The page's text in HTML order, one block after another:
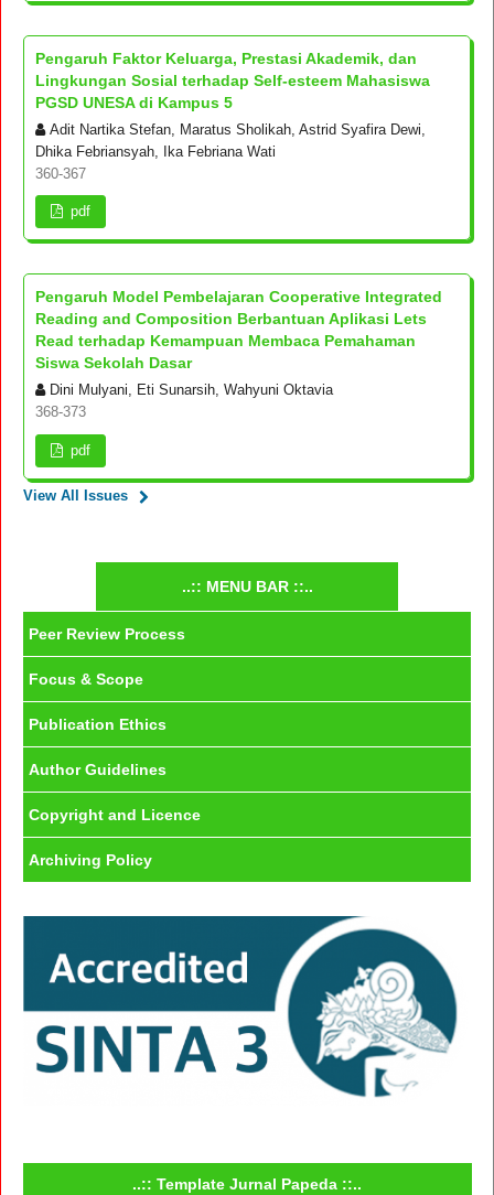
Pengaruh Faktor Keluarga, Prestasi Akademik, dan
Lingkungan Sosial terhadap Self-esteem Mahasiswa
PGSD UNESA di Kampus 5
Adit Nartika Stefan, Maratus Sholikah, Astrid Syafira Dewi,
Dhika Febriansyah, Ika Febriana Wati
360-367
pdf
Pengaruh Model Pembelajaran Cooperative Integrated
Reading and Composition Berbantuan Aplikasi Lets
Read terhadap Kemampuan Membaca Pemahaman
Siswa Sekolah Dasar
Dini Mulyani, Eti Sunarsih, Wahyuni Oktavia
368-373
pdf
View All Issues
..:: MENU BAR ::..
Peer Review Process
Focus & Scope
Publication Ethics
Author Guidelines
Copyright and Licence
Archiving Policy
..:: Template Jurnal Papeda ::..